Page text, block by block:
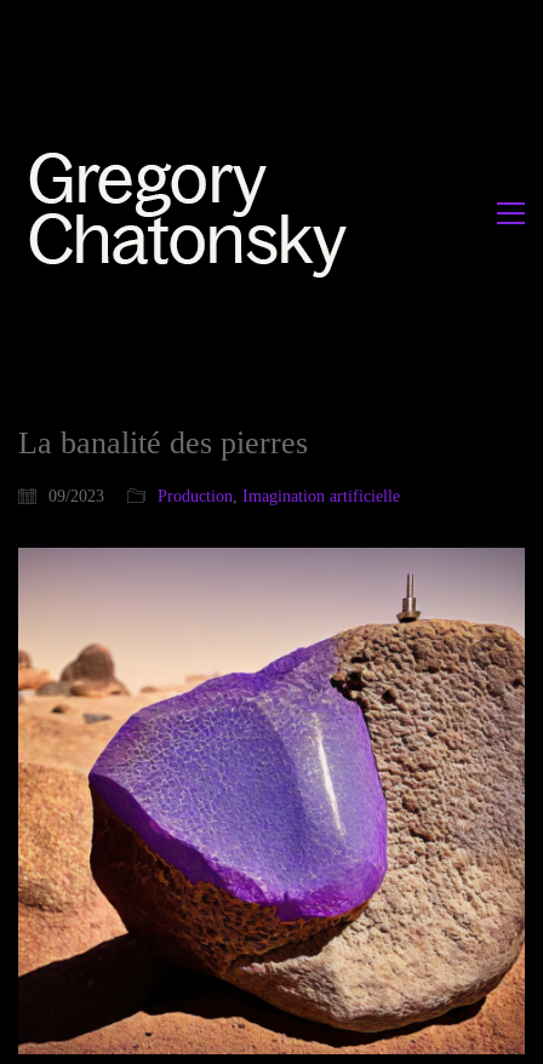
La banalité des pierres
09/2023 Production, Imagination artificielle